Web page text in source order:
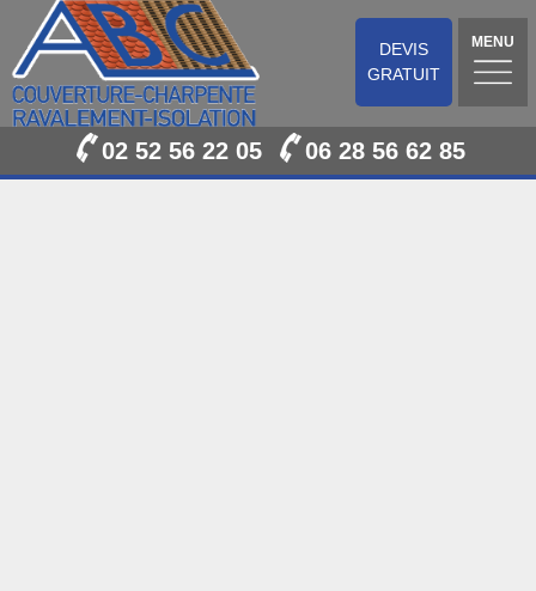
DEVIS
GRATUIT
MENU
02 52 56 22 05 06 28 56 62 85